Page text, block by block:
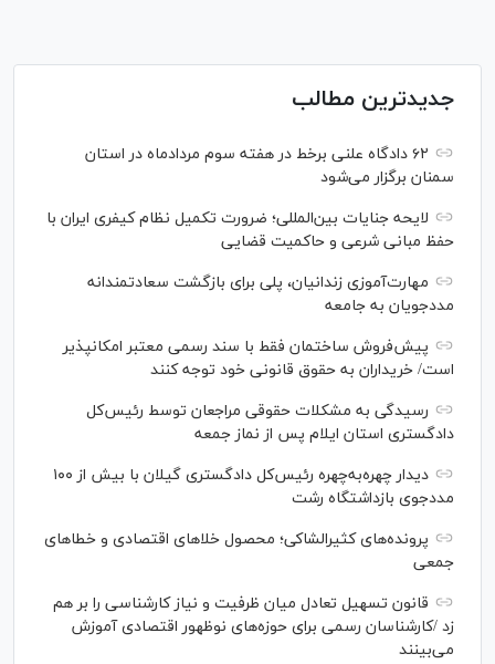
جدیدترین مطالب
۶۲ دادگاه علنی برخط در هفته سوم مردادماه در استان
سمنان برگزار می‌شود
لایحه جنایات بین‌المللی؛ ضرورت تکمیل نظام کیفری ایران با
حفظ مبانی شرعی و حاکمیت قضایی
مهارت‌آموزی زندانیان، پلی برای بازگشت سعادتمندانه
مددجویان به جامعه
پیش‌فروش ساختمان فقط با سند رسمی معتبر امکانپذیر
است/ خریداران به حقوق قانونی خود توجه کنند
رسیدگی به مشکلات حقوقی مراجعان توسط رئیس‌کل
دادگستری استان ایلام پس از نماز جمعه
دیدار چهره‌به‌چهره رئیس‌کل دادگستری گیلان با بیش از ۱۰۰
مددجوی بازداشتگاه رشت
پرونده‌های کثیرالشاکی؛ محصول خلا‌های اقتصادی و خطا‌های
جمعی
قانون تسهیل تعادل میان ظرفیت و نیاز کارشناسی را بر هم
زد /کارشناسان رسمی برای حوزه‌های نوظهور اقتصادی آموزش
می‌بینند